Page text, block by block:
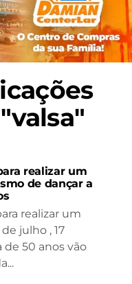
realizar um
de dançar a
realizar um
julho , 17
50 anos vão